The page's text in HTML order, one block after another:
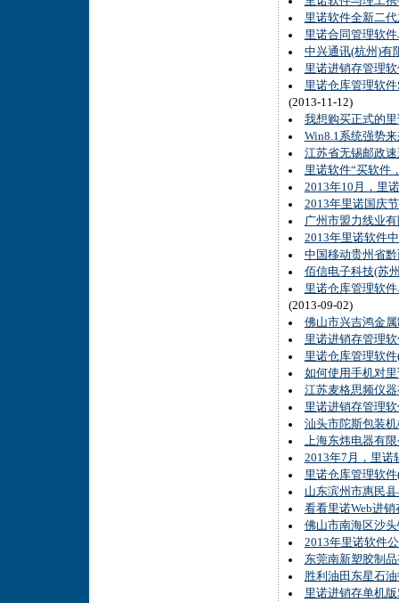
里诺软件全新二
里诺合同管理软
中兴通讯(杭州)有
里诺进销存管理
里诺仓库管理软
(2013-11-12)
我想购买正式的
Win8.1系统强势
江苏省无锡邮政
里诺软件“买软件
2013年10月，里
2013年里诺国庆
广州市盟力线业
2013年里诺软件
中国移动贵州省
佰信电子科技(苏
里诺仓库管理软
(2013-09-02)
佛山市兴吉鸿金
里诺进销存管理
里诺仓库管理软
如何使用手机对
江苏麦格思频仪
里诺进销存管理
汕头市陀斯包装
上海东炜电器有
2013年7月，里诺
里诺仓库管理软
山东滨州市惠民
看看里诺Web进
佛山市南海区沙
2013年里诺软件
东莞南新塑胶制
胜利油田东星石
里诺进销存单机